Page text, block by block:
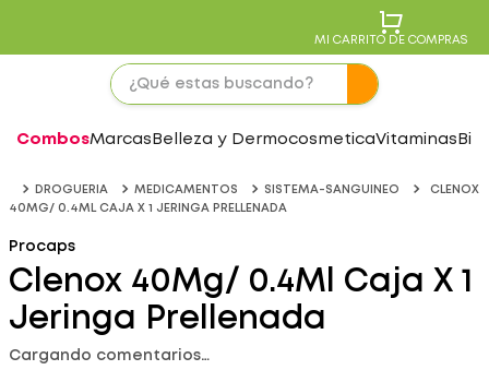
MI CARRITO DE COMPRAS
CombosMarcas Belleza y DermocosmeticaVitaminas
DROGUERIA MEDICAMENTOS SISTEMA-SANGUINEO
CLENOX
40MG/ 0.4ML CAJA X 1 JERINGA PRELLENADA
Procaps
Clenox 40Mg/ 0.4Ml Caja X 1
Jeringa Prellenada
Cargando comentarios…